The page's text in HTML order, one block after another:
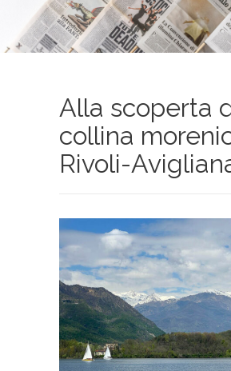
Alla scoperta
collina
Rivoli-